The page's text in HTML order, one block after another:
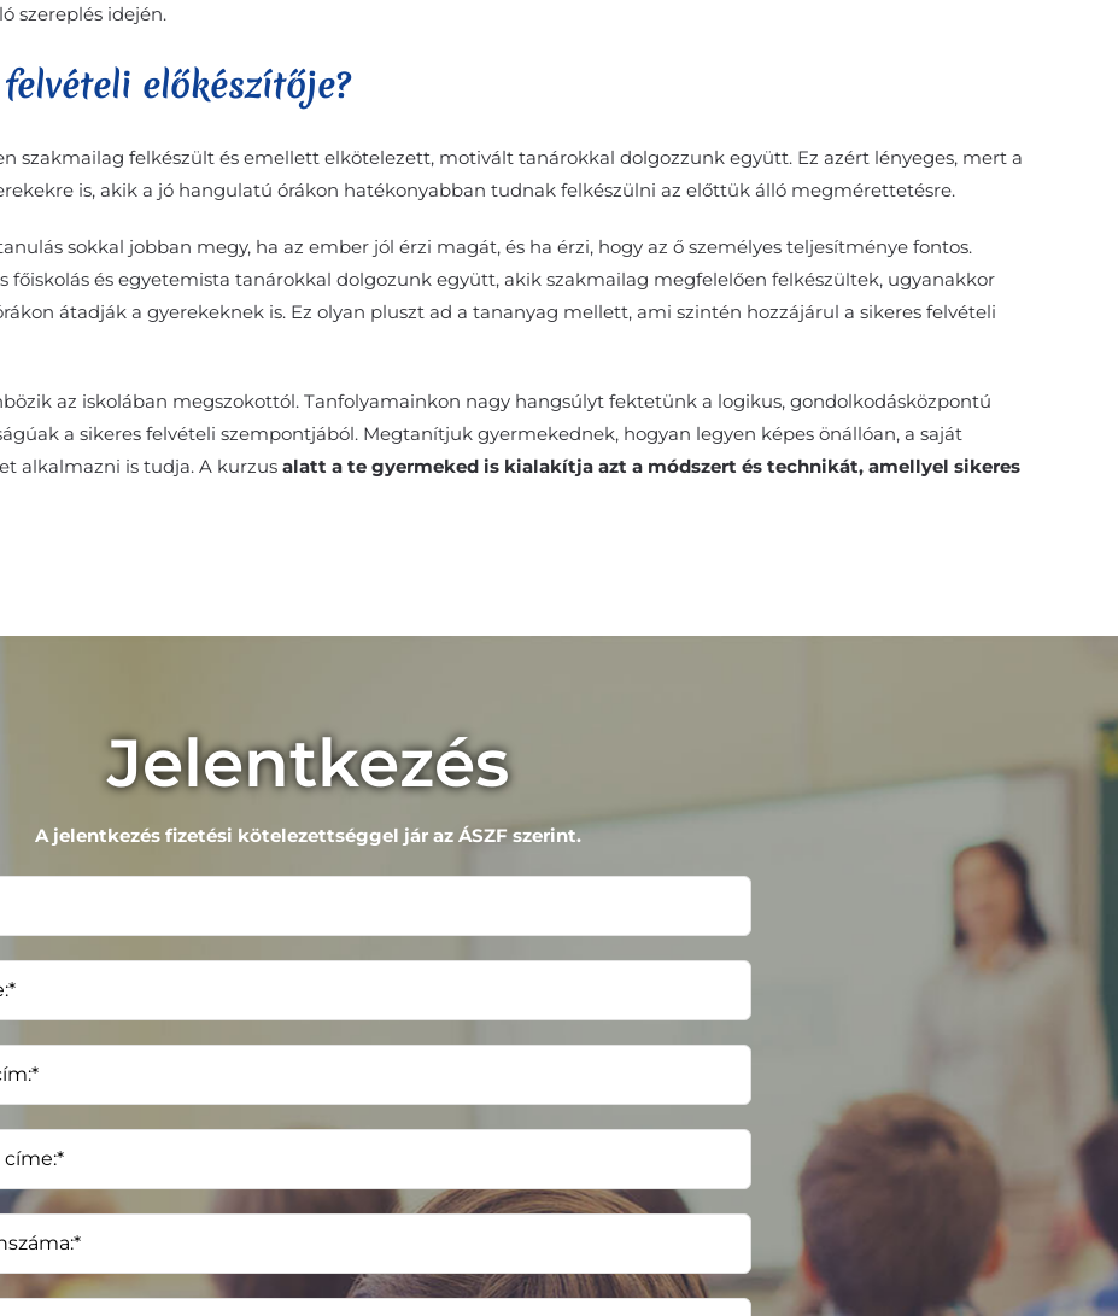
szereplés idején.
előkészítője?
szakmailag felkészült és emellett elkötelezett, motivált tanárokkal dolgozzunk együtt. Ez azért lényeges, mert a
is, akik a jó hangulatú órákon hatékonyabban tudnak felkészülni az előttük álló megmérettetésre.
sokkal jobban megy, ha az ember jól érzi magát, és ha érzi, hogy az ő személyes teljesítménye fontos.
főiskolás és egyetemista tanárokkal dolgozunk együtt, akik szakmailag megfelelően felkészültek, ugyanakkor
átadják a gyerekeknek is. Ez olyan pluszt ad a tananyag mellett, ami szintén hozzájárul a sikeres felvételi
az iskolában megszokottól. Tanfolyamainkon nagy hangsúlyt fektetünk a logikus, gondolkodásközpontú
a sikeres felvételi szempontjából. Megtanítjuk gyermekednek, hogyan legyen képes önállóan, a saját
alkalmazni is tudja. A kurzus alatt a te gyermeked is kialakítja azt a módszert és technikát, amellyel sikeres
Jelentkezés
A jelentkezés fizetési kötelezettséggel jár az ÁSZF szerint.